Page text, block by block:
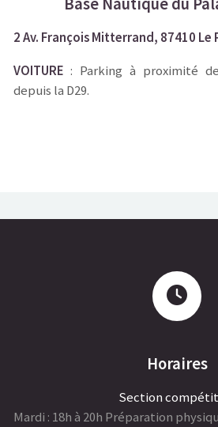
Base Nautique du
2 Av. François Mitterrand, 87410 Le
VOITURE : Parking à proximité
depuis la D29.
Horaires
Section
Mardi : 18h à 20h Préparation